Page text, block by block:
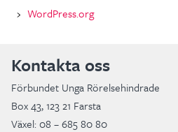
WordPress.org
Kontakta oss
Förbundet Unga Rörelsehindrade
Box 43, 123 21 Farsta
Växel: 08 – 685 80 80